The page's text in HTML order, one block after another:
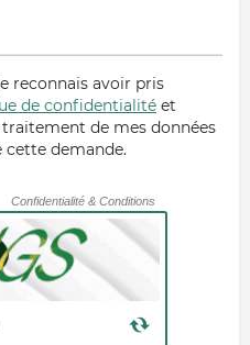
reconnais avoir pris
de confidentialité et
de mes données
cette demande.